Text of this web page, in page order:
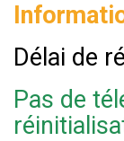
Délai de
Pas de